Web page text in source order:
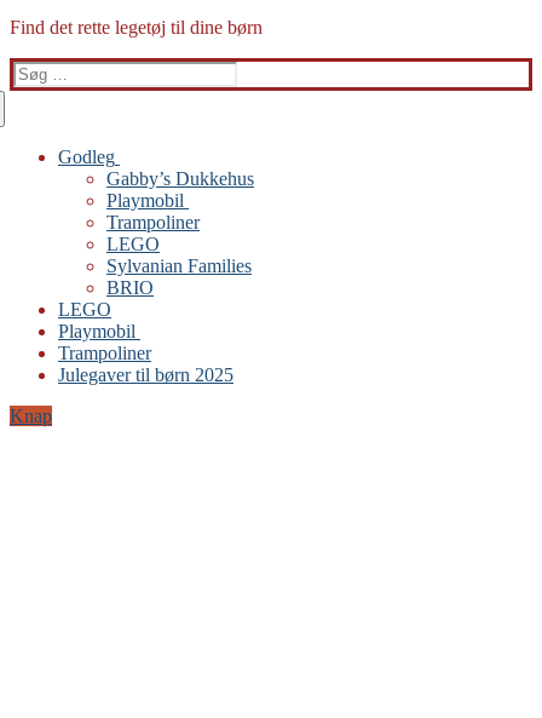
Find det rette legetøj til dine børn
Søg
efter:
Godleg
Gabby’s Dukkehus
Playmobil
Trampoliner
LEGO
Sylvanian Families
BRIO
LEGO
Playmobil
Trampoliner
Julegaver til børn 2025
Knap